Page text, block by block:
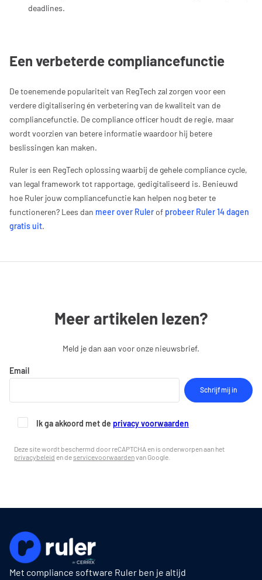
deadlines.
Een verbeterde compliancefunctie
De toenemende populariteit van RegTech zal zorgen voor een
verdere digitalisering én verbetering van de kwaliteit van de
compliancefunctie. De compliance officer houdt de regie, maar
wordt voorzien van betere informatie waardoor hij betere
beslissingen kan maken.
Ruler is een RegTech oplossing waarbij de gehele compliance cycle,
van legal framework tot rapportage, gedigitaliseerd is. Benieuwd
hoe Ruler jouw compliancefunctie kan helpen nog beter te
functioneren? Lees dan meer over Ruler of probeer Ruler 14 dagen
gratis uit.
Meer artikelen lezen?
Meld je dan aan voor onze nieuwsbrief.
Email
Ik ga akkoord met de privacy voorwaarden
Deze site wordt beschermd door reCAPTCHA en is onderworpen aan het
privacybeleid en deservicevoorwaardenvan Google.
Met compliance software Ruler ben je altijd